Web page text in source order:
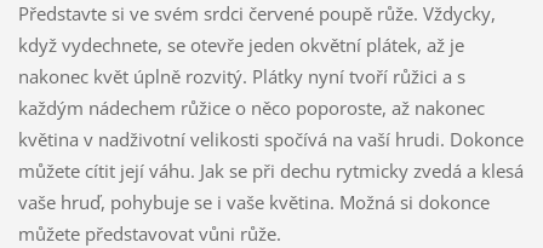
Představte si ve svém srdci červené poupě růže. Vždycky,
když vydechnete, se otevře jeden okvětní plátek, až je
nakonec květ úplně rozvitý. Plátky nyní tvoří růžici a s
každým nádechem růžice o něco poporoste, až nakonec
květina v nadživotní velikosti spočívá na vaší hrudi. Dokonce
můžete cítit její váhu. Jak se při dechu rytmicky zvedá a klesá
vaše hruď, pohybuje se i vaše květina. Možná si dokonce
můžete představovat vůni růže.